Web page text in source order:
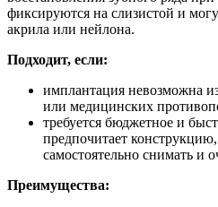
фиксируются на слизистой и
акрила или нейлона.
Подходит, если:
имплантация невозможна
или медицинских
требуется бюджетное и
предпочитает
самостоятельно снимать и
Преимущества: